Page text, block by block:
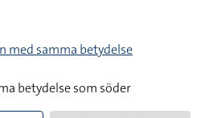
med samma betydelse
betydelse som söder